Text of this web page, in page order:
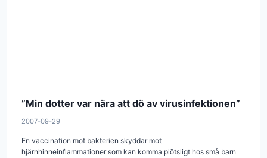
”Min dotter var nära att dö av virusinfektionen”
2007-09-29
En vaccination mot bakterien skyddar mot
hjärnhinneinflammationer som kan komma plötsligt hos små barn